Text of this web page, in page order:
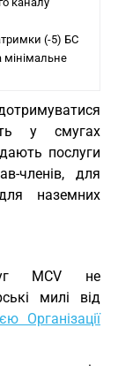
(-5) БС
мінімальне
у смугах
послуги
членів, для
наземних
MCV не
милі від
Організації